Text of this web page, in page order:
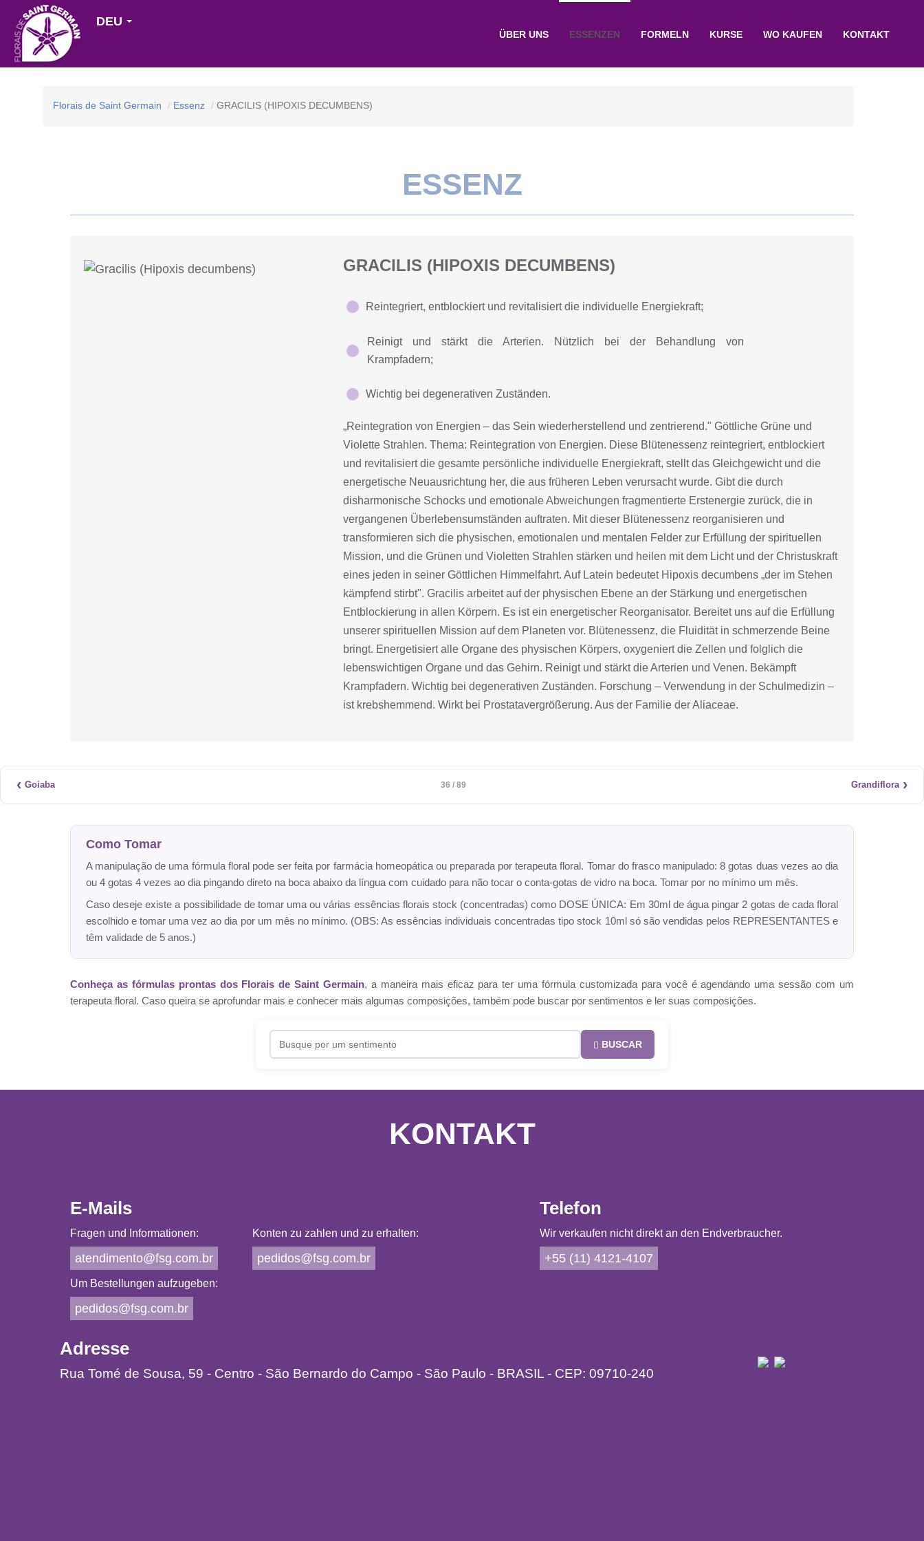
DEU
ÜBER UNS ESSENZEN FORMELN KURSE WO KAUFEN KONTAKT
Florais de Saint Germain Essenz GRACILIS (HIPOXIS DECUMBENS)
ESSENZ
GRACILIS (HIPOXIS DECUMBENS)
Reintegriert, entblockiert und revitalisiert die individuelle Energiekraft;
Reinigt und stärkt die Arterien. Nützlich bei der Behandlung von
Krampfadern;
Wichtig bei degenerativen Zuständen.
„Reintegration von Energien – das Sein wiederherstellend und zentrierend." Göttliche Grüne und
Violette Strahlen. Thema: Reintegration von Energien. Diese Blütenessenz reintegriert, entblockiert
und revitalisiert die gesamte persönliche individuelle Energiekraft, stellt das Gleichgewicht und die
energetische Neuausrichtung her, die aus früheren Leben verursacht wurde. Gibt die durch
disharmonische Schocks und emotionale Abweichungen fragmentierte Erstenergie zurück, die in
vergangenen Überlebensumständen auftraten. Mit dieser Blütenessenz reorganisieren und
transformieren sich die physischen, emotionalen und mentalen Felder zur Erfüllung der spirituellen
Mission, und die Grünen und Violetten Strahlen stärken und heilen mit dem Licht und der Christuskraft
eines jeden in seiner Göttlichen Himmelfahrt. Auf Latein bedeutet Hipoxis decumbens „der im Stehen
kämpfend stirbt". Gracilis arbeitet auf der physischen Ebene an der Stärkung und energetischen
Entblockierung in allen Körpern. Es ist ein energetischer Reorganisator. Bereitet uns auf die Erfüllung
unserer spirituellen Mission auf dem Planeten vor. Blütenessenz, die Fluidität in schmerzende Beine
bringt. Energetisiert alle Organe des physischen Körpers, oxygeniert die Zellen und folglich die
lebenswichtigen Organe und das Gehirn. Reinigt und stärkt die Arterien und Venen. Bekämpft
Krampfadern. Wichtig bei degenerativen Zuständen. Forschung – Verwendung in der Schulmedizin –
ist krebshemmend. Wirkt bei Prostatavergrößerung. Aus der Familie der Aliaceae.
‹ Goiaba 36 / 89 Grandiflora ›
Como Tomar
A manipulação de uma fórmula floral pode ser feita por farmácia homeopática ou preparada por terapeuta floral. Tomar do frasco manipulado: 8 gotas duas vezes ao dia
ou 4 gotas 4 vezes ao dia pingando direto na boca abaixo da língua com cuidado para não tocar o conta-gotas de vidro na boca. Tomar por no mínimo um mês.
Caso deseje existe a possibilidade de tomar uma ou várias essências florais stock (concentradas) como DOSE ÚNICA: Em 30ml de água pingar 2 gotas de cada floral
escolhido e tomar uma vez ao dia por um mês no mínimo. (OBS: As essências individuais concentradas tipo stock 10ml só são vendidas pelos REPRESENTANTES e
têm validade de 5 anos.)
Conheça as fórmulas prontas dos Florais de Saint Germain, a maneira mais eficaz para ter uma fórmula customizada para você é agendando uma sessão com um
terapeuta floral. Caso queira se aprofundar mais e conhecer mais algumas composições, também pode buscar por sentimentos e ler suas composições.
BUSCAR
KONTAKT
E-Mails
Fragen und Informationen:
atendimento@fsg.com.br
Konten zu zahlen und zu erhalten:
pedidos@fsg.com.br
Um Bestellungen aufzugeben:
pedidos@fsg.com.br
Telefon
Wir verkaufen nicht direkt an den Endverbraucher.
+55 (11) 4121-4107
Adresse
Rua Tomé de Sousa, 59 - Centro - São Bernardo do Campo - São Paulo - BRASIL - CEP: 09710-240